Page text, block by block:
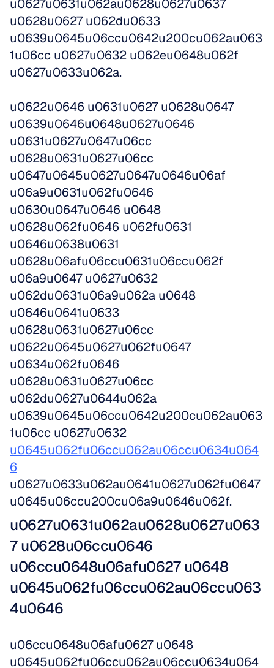
u0627u0631u062au0628u0627u0637
u0628u0627 u062du0633
u0639u0645u06ccu0642u200cu062au063
1u06cc u0627u0632 u062eu0648u062f
u0627u0633u062a.
u0622u0646 u0631u0627 u0628u0647
u0639u0646u0648u0627u0646
u0631u0627u0647u06cc
u0628u0631u0627u06cc
u0647u0645u0627u0647u0646u06af
u06a9u0631u062fu0646
u0630u0647u0646 u0648
u0628u062fu0646 u062fu0631
u0646u0638u0631
u0628u06afu06ccu0631u06ccu062f
u06a9u0647 u0627u0632
u062du0631u06a9u062a u0648
u0646u0641u0633
u0628u0631u0627u06cc
u0622u0645u0627u062fu0647
u0634u062fu0646
u0628u0631u0627u06cc
u062du0627u0644u062a
u0639u0645u06ccu0642u200cu062au063
u0645u062fu06ccu062au06ccu0634u064
6
u0627u0633u062au0641u0627u062fu0647
u0645u06ccu200cu06a9u0646u062f.
u0627u0631u062au0628u0627u063
7 u0628u06ccu0646
u06ccu0648u06afu0627 u0648
u0645u062fu06ccu062au06ccu063
4u0646
u06ccu0648u06afu0627 u0648
u0645u062fu06ccu062au06ccu0634u064